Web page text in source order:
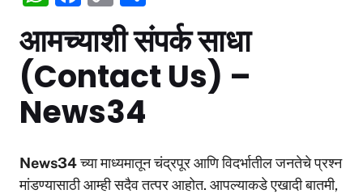
at
s
A
p
c
e
b
o
k
o
p
y
Li
n
h
ar
e
आमच्याशी संपर्क साधा
(Contact Us) –
News34
News34च्या माध्यमातून चंद्रपूर आणि विदर्भातील जनतेचे प्रश्न
मांडण्यासाठी आम्ही सदैव तत्पर आहोत. आपल्याकडे एखादी बातमी,